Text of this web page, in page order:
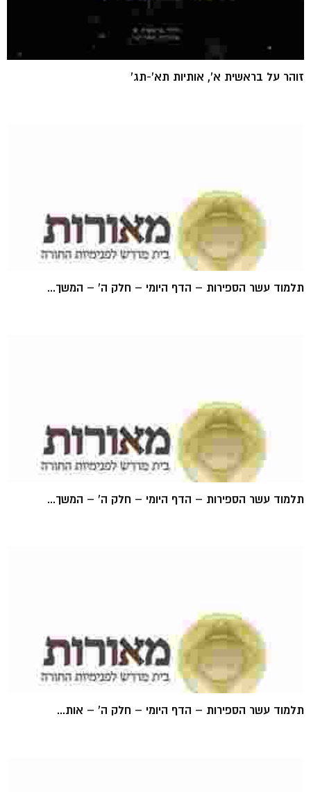
זוהר על בראשית א', אותיות תא'-תג'
תלמוד עשר הספירות – הדף היומי – חלק ה' – המשך...
תלמוד עשר הספירות – הדף היומי – חלק ה' – המשך...
תלמוד עשר הספירות – הדף היומי – חלק ה' – אות...